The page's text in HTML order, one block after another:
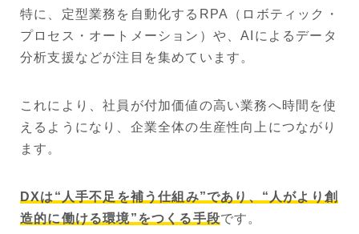
特に、定型業務を自動化するRPA（ロボティック・
プロセス・オートメーション）や、AIによるデータ
分析支援などが注目を集めています。
これにより、社員が付加価値の高い業務へ時間を使
えるようになり、企業全体の生産性向上につながり
ます。
DXは“人手不足を補う仕組み”であり、“人がより創
造的に働ける環境”をつくる手段です。